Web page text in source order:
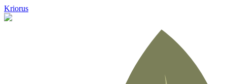
Kriorus